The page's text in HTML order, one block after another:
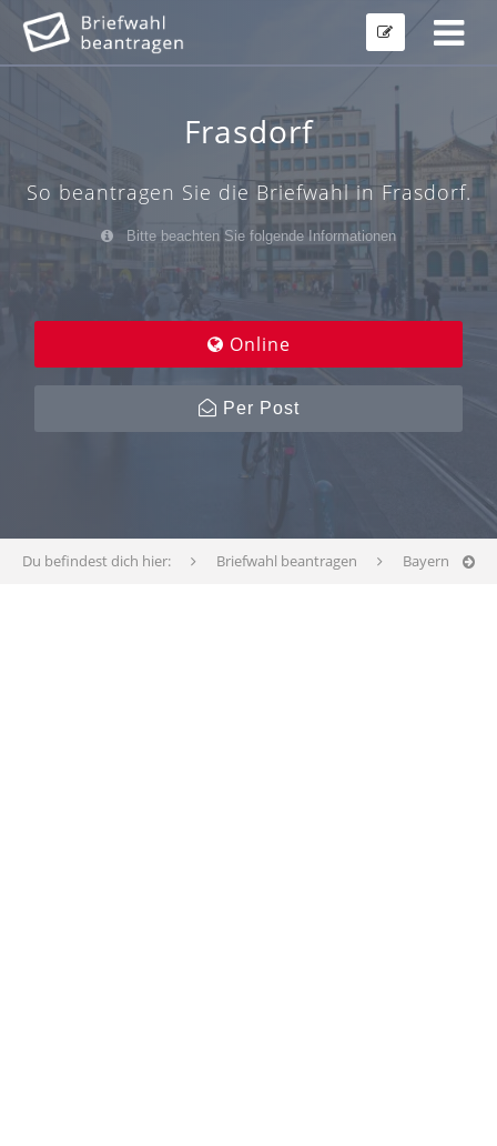
Frasdorf
So beantragen Sie die Briefwahl in Frasdorf.
Bitte beachten Sie folgende Informationen
Online
Per Post
Du befindest dich hier: Briefwahl beantragen Bayern